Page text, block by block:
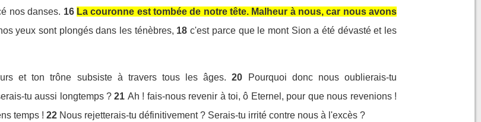
nos danses. 16 La couronne est tombée de notre tête. Malheur à nous, car nous avons
yeux sont plongés dans les ténèbres, 18 c'est parce que le mont Sion a été dévasté et les
et ton trône subsiste à travers tous les âges. 20
Pourquoi donc nous oublierais-tu
tu aussi longtemps ? 21 Ah ! fais-nous revenir à toi, ô Eternel, pour que nous revenions !
temps ! 22 Nous rejetterais-tu définitivement ? Serais-tu irrité contre nous à l'excès ?